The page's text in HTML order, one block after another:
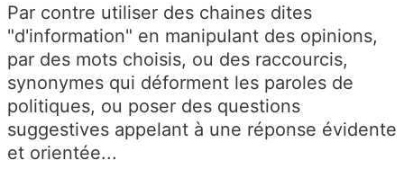
Par contre utiliser des chaines dites
"d'information" en manipulant des opinions,
par des mots choisis, ou des raccourcis,
synonymes qui déforment les paroles de
politiques, ou poser des questions
suggestives appelant à une réponse évidente
et orientée...